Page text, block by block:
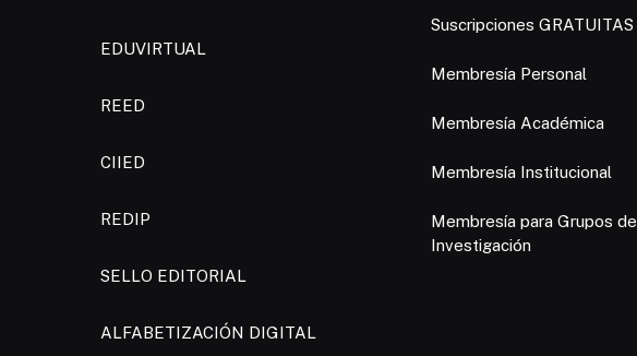
EDUVIRTUAL
REED
CIIED
REDIP
SELLO EDITORIAL
ALFABETIZACIÓN DIGITAL
Suscripciones GRATUITAS
Membresía Personal
Membresía Académica
Membresía Institucional
Membresía para Grupos de
Investigación